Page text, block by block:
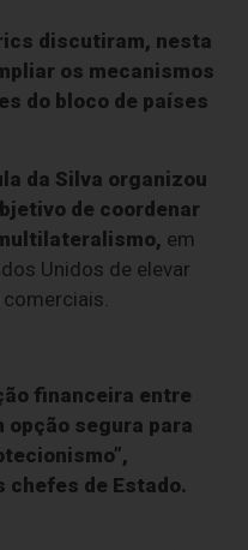
discutiram, nesta
os mecanismos
do bloco de países
da Silva organizou
de coordenar
em
Unidos de elevar
financeira entre
segura para
chefes de Estado.